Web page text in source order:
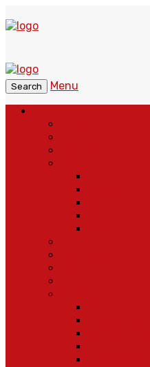
Search
Menu